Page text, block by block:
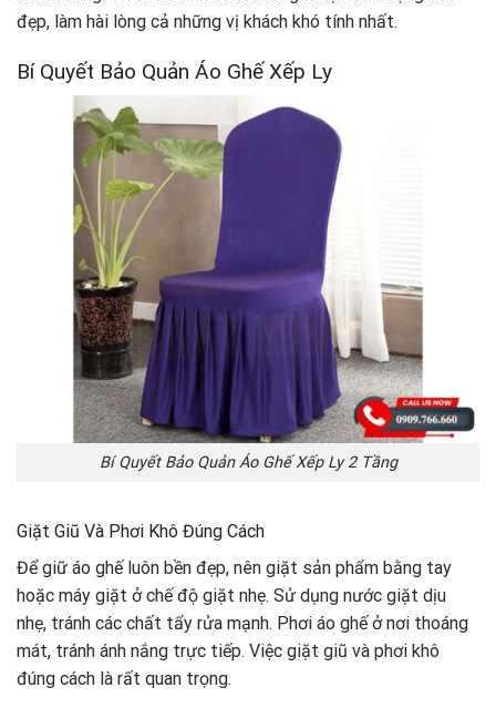
đẹp, làm hài lòng cả những vị khách khó tính nhất.
Bí Quyết Bảo Quản Áo Ghế Xếp Ly
Bí Quyết Bảo Quản Áo Ghế Xếp Ly 2 Tầng
Giặt Giũ Và Phơi Khô Đúng Cách
Để giữ áo ghế luôn bền đẹp, nên giặt sản phẩm bằng tay
hoặc máy giặt ở chế độ giặt nhẹ. Sử dụng nước giặt dịu
nhẹ, tránh các chất tẩy rửa mạnh. Phơi áo ghế ở nơi thoáng
mát, tránh ánh nắng trực tiếp. Việc giặt giũ và phơi khô
đúng cách là rất quan trọng.